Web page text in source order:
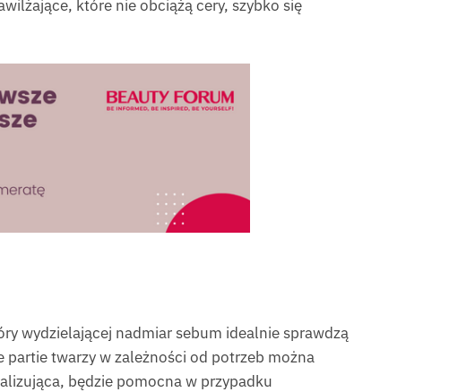
które nie obciążą cery, szybko się
wydzielającej nadmiar sebum idealnie sprawdzą
twarzy w zależności od potrzeb można
będzie pomocna w przypadku